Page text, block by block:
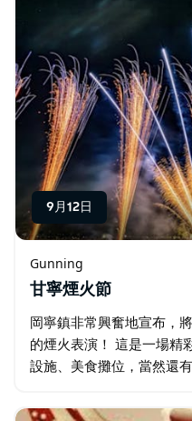
9月12日
Gunning
甘寧煙火節
岡寧鎮非常興奮地宣布，
的煙火表演！ 這是一場精
設施、美食攤位，當然還
樂煙火表演、一場全新的